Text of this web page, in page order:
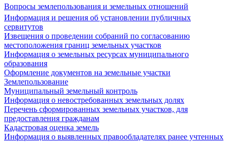
Вопросы землепользования и земельных отношений
Информация и решения об установлении публичных
сервитутов
Извещения о проведении собраний по согласованию
местоположения границ земельных участков
Информация о земельных ресурсах муниципального
образования
Оформление документов на земельные участки
Землепользование
Муниципальный земельный контроль
Информация о невостребованных земельных долях
Перечень сформированных земельных участков, для
предоставления гражданам
Кадастровая оценка земель
Информация о выявленных правообладателях ранее учтенных